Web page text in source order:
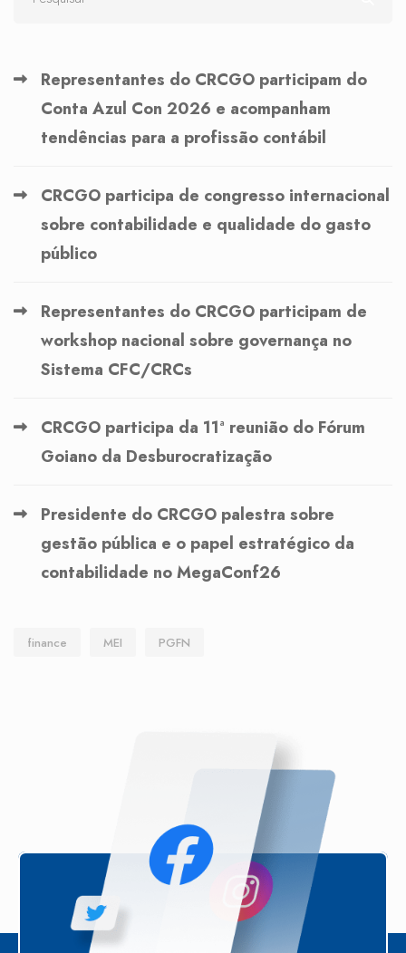
Representantes do CRCGO participam do
Conta Azul Con 2026 e acompanham
tendências para a profissão contábil
CRCGO participa de congresso internacional
sobre contabilidade e qualidade do gasto
público
Representantes do CRCGO participam de
workshop nacional sobre governança no
Sistema CFC/CRCs
CRCGO participa da 11ª reunião do Fórum
Goiano da Desburocratização
Presidente do CRCGO palestra sobre
gestão pública e o papel estratégico da
contabilidade no MegaConf26
finance MEI PGFN